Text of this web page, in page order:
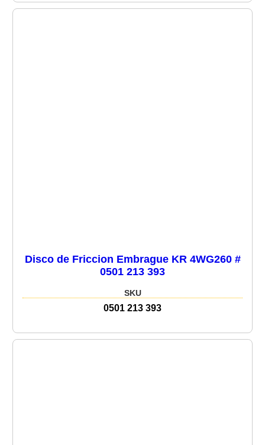
Disco de Friccion Embrague KR 4WG260 #
0501 213 393
SKU
0501 213 393